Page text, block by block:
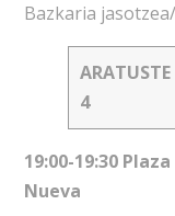
Bazkaria jasotzea/
4
19:00-19:30
Nueva